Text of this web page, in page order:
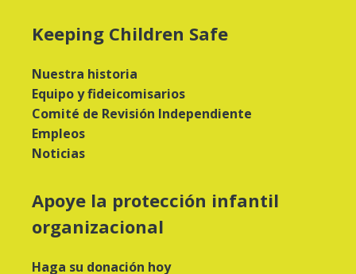
Keeping Children Safe
Nuestra historia
Equipo y fideicomisarios
Comité de Revisión Independiente
Empleos
Noticias
Apoye la protección infantil
organizacional
Haga su donación hoy